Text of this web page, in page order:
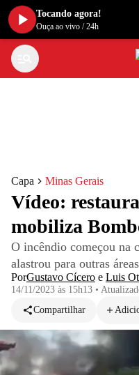
Capa Minas Gerais
Vídeo:
mobiliza
O incêndio começou na
alastrou para outras
PorGustavo Cícero e Luis
14/11/2023 às 15h13 •
Compartilhar
Tocando agora!
Ouça ao vivo /24h